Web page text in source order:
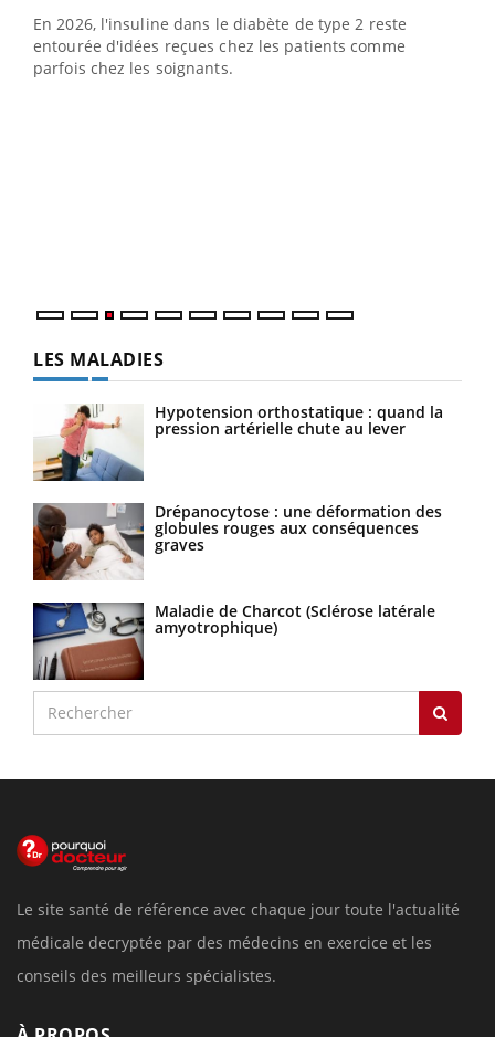
En 2026, l'insuline dans le diabète de type 2 reste
entourée d'idées reçues chez les patients comme
parfois chez les soignants.
LES MALADIES
Hypotension orthostatique : quand la
pression artérielle chute au lever
Drépanocytose : une déformation des
globules rouges aux conséquences
graves
Maladie de Charcot (Sclérose latérale
amyotrophique)
Le site santé de référence avec chaque jour toute l'actualité
médicale decryptée par des médecins en exercice et les
conseils des meilleurs spécialistes.